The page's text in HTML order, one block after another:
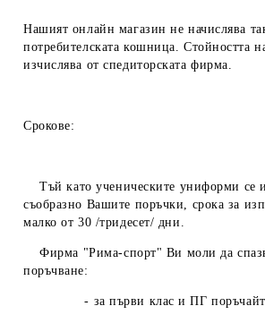
Нашият онлайн магазин не начислява
потребителската кошница. Стойността
изчислява от спедиторската фирма.
Срокове:
Тъй като ученическите униформи се
съобразно Вашите поръчки, срока за
малко от 30 /тридесет/ дни.
Фирма "Рима-спорт" Ви моли да
поръчване:
- за първи клас и ПГ